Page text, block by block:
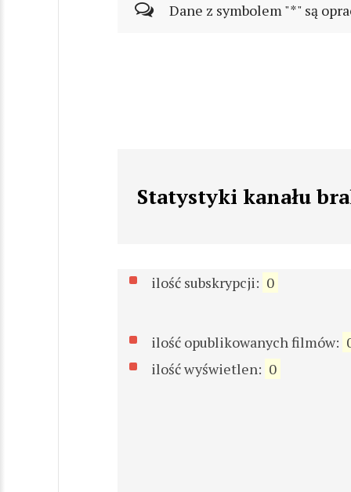
Dane z symbolem "*" są
Statystyki kanału
ilość subskrypcji: 0
ilość opublikowanych filmów:
ilość wyświetlen: 0